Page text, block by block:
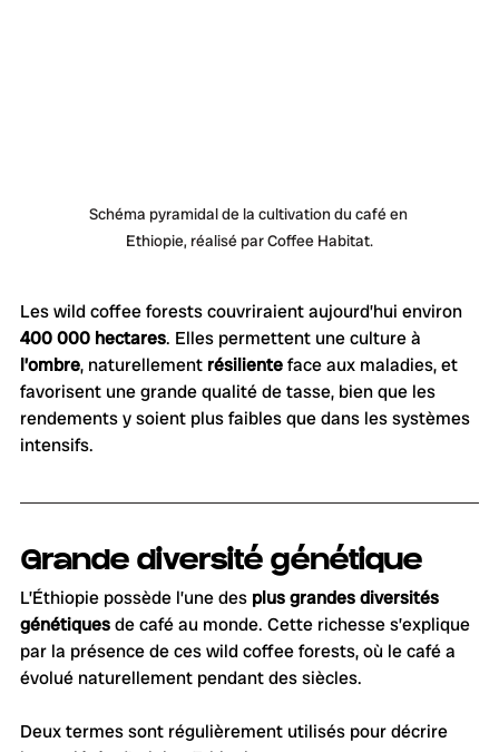
Schéma pyramidal de la cultivation du café en
Ethiopie, réalisé par Coffee Habitat.
Les wild coffee forests couvriraient aujourd’hui environ
400 000 hectares. Elles permettent une culture à
l’ombre, naturellement résiliente face aux maladies, et
favorisent une grande qualité de tasse, bien que les
rendements y soient plus faibles que dans les systèmes
intensifs.
Grande diversité génétique
L’Éthiopie possède l’une des plus grandes diversités
génétiques de café au monde. Cette richesse s’explique
par la présence de ces wild coffee forests, où le café a
évolué naturellement pendant des siècles.
Deux termes sont régulièrement utilisés pour décrire